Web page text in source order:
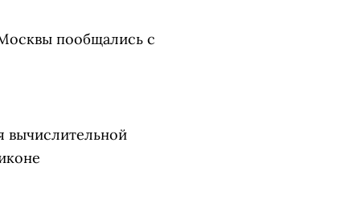
пообщались с
вычислительной